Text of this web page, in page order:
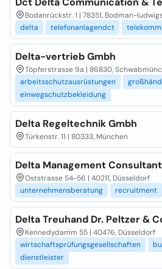
Bodanrückstr. 1 | 78351, Bodman-
delta
telefonanlagendct
Delta-vertrieb Gmbh
Töpferstrasse 9a | 86830,
arbeitsschutzausrüstungen
einwegschutzbekleidung
Delta Regeltechnik Gmbh
Türkenstr. 11 | 80333, München
Delta Management
Oststrasse 54-56 | 40211, Düsseldorf
unternehmensberatung
recruitment
Delta Treuhand Dr. Peltzer &
Kennedydamm 55 | 40476, Düsseldorf
wirtschaftsprüfungsgesellschaften
dienstleister